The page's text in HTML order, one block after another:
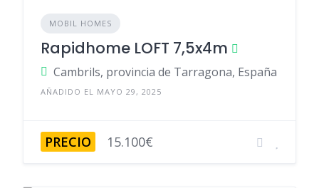
MOBIL HOMES
Rapidhome LOFT 7,5x4m
Cambrils, provincia de Tarragona, España
AÑADIDO EL MAYO 29, 2025
PRECIO 15.100€